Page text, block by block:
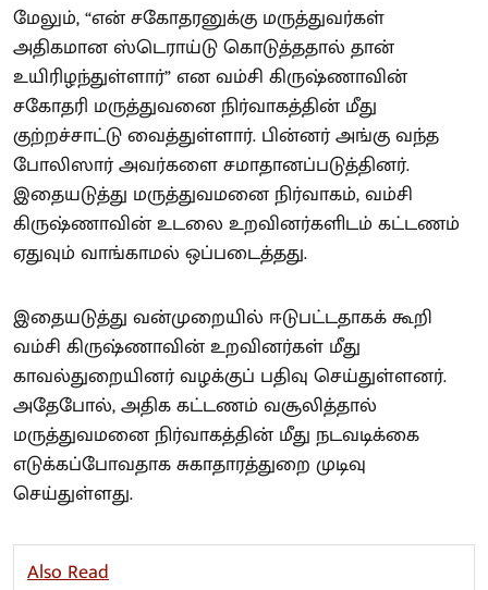
மேலும், “என் சகோதரனுக்கு மருத்துவர்கள்
அதிகமான ஸ்டெராய்டு கொடுத்ததால் தான்
உயிரிழந்துள்ளார்” என வம்சி கிருஷ்ணாவின்
சகோதரி மருத்துவனை நிர்வாகத்தின் மீது
குற்றச்சாட்டு வைத்துள்ளார். பின்னர் அங்கு வந்த
போலிஸார் அவர்களை சமாதானப்படுத்தினர்.
இதையடுத்து மருத்துவமனை நிர்வாகம், வம்சி
கிருஷ்ணாவின் உடலை உறவினர்களிடம் கட்டணம்
ஏதுவும் வாங்காமல் ஒப்படைத்தது.
இதையடுத்து வன்முறையில் ஈடுபட்டதாகக் கூறி
வம்சி கிருஷ்ணாவின் உறவினர்கள் மீது
காவல்துறையினர் வழக்குப் பதிவு செய்துள்ளனர்.
அதேபோல், அதிக கட்டணம் வசூலித்தால்
மருத்துவமனை நிர்வாகத்தின் மீது நடவடிக்கை
எடுக்கப்போவதாக சுகாதாரத்துறை முடிவு
செய்துள்ளது.
Also Read